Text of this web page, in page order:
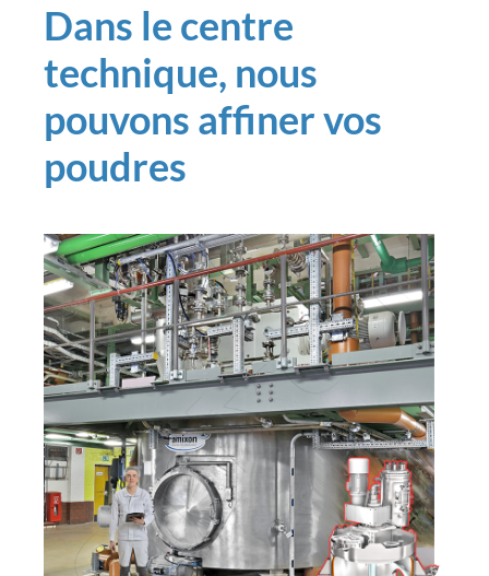
Dans le centre
technique, nous
pouvons affiner vos
poudres